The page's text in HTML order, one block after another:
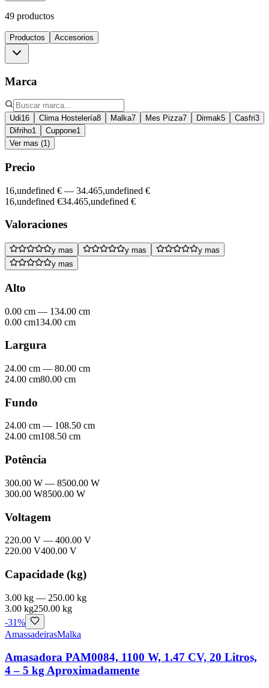
49 productos
Productos Accesorios
Marca
Udi16 Clima Hostelería8 Malka7 Mes Pizza7 Dirmak5 Casfri3
Difriho1 Cuppone1
Ver mas (1)
Precio
16,undefined € — 34.465,undefined €
16,undefined €34.465,undefined €
Valoraciones
y mas y mas
y mas
y mas
Alto
0.00 cm — 134.00 cm
0.00 cm134.00 cm
Largura
24.00 cm — 80.00 cm
24.00 cm80.00 cm
Fundo
24.00 cm — 108.50 cm
24.00 cm108.50 cm
Potência
300.00 W — 8500.00 W
300.00 W8500.00 W
Voltagem
220.00 V — 400.00 V
220.00 V400.00 V
Capacidade (kg)
3.00 kg — 250.00 kg
3.00 kg250.00 kg
-31%
AmassadeirasMalka
Amasadora PAM0084, 1100 W, 1.47 CV, 20 Litros,
4 – 5 kg Aproximadamente